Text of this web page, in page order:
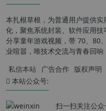
本扎根草根，为普通用户提供
化，聚焦系统封装、软件应用
分享童年游戏视频，带 70、80
业喧嚣，唯技术交流与青春回
私信本站 广告合作 版权声明
本站公众号:
扫一扫关注公